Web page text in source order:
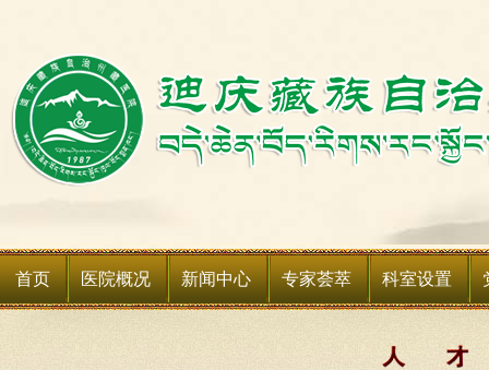
首页 医院概况 新闻中心 专家荟萃 科室设置
科室设备